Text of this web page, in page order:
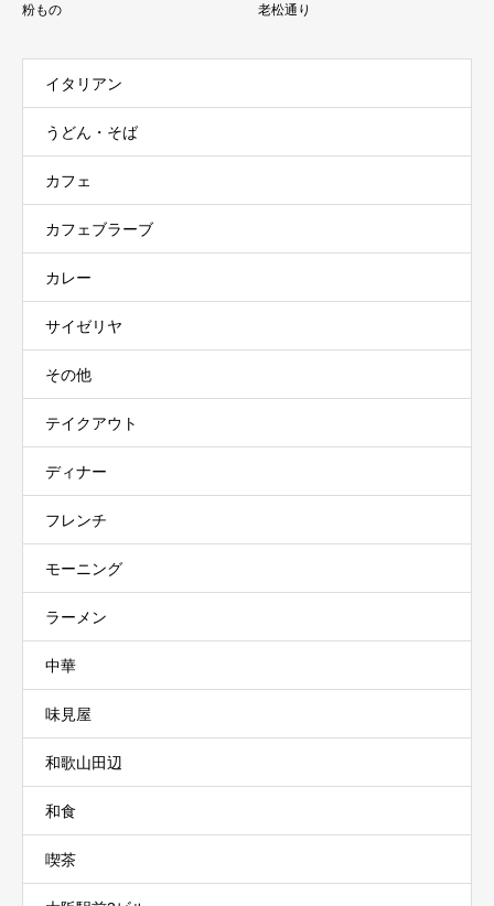
粉もの 老松通り
イタリアン
うどん・そば
カフェ
カフェブラーブ
カレー
サイゼリヤ
その他
テイクアウト
ディナー
フレンチ
モーニング
ラーメン
中華
味見屋
和歌山田辺
和食
喫茶